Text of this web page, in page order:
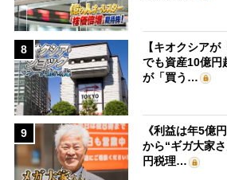
8
【キオクシア
でも資産10億円
が「買う…
9
《利益は年5億
から“ギガ大家
円税理…